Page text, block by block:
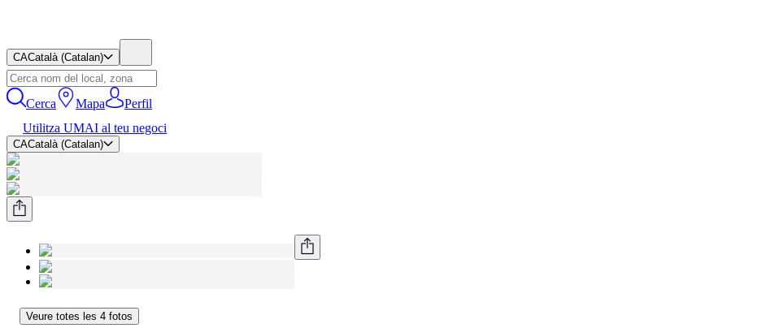
CACatalà (Catalan)
Cerca Mapa
Perfil
Utilitza UMAI al teu negoci
CACatalà (Catalan)
Veure totes les 4 fotos